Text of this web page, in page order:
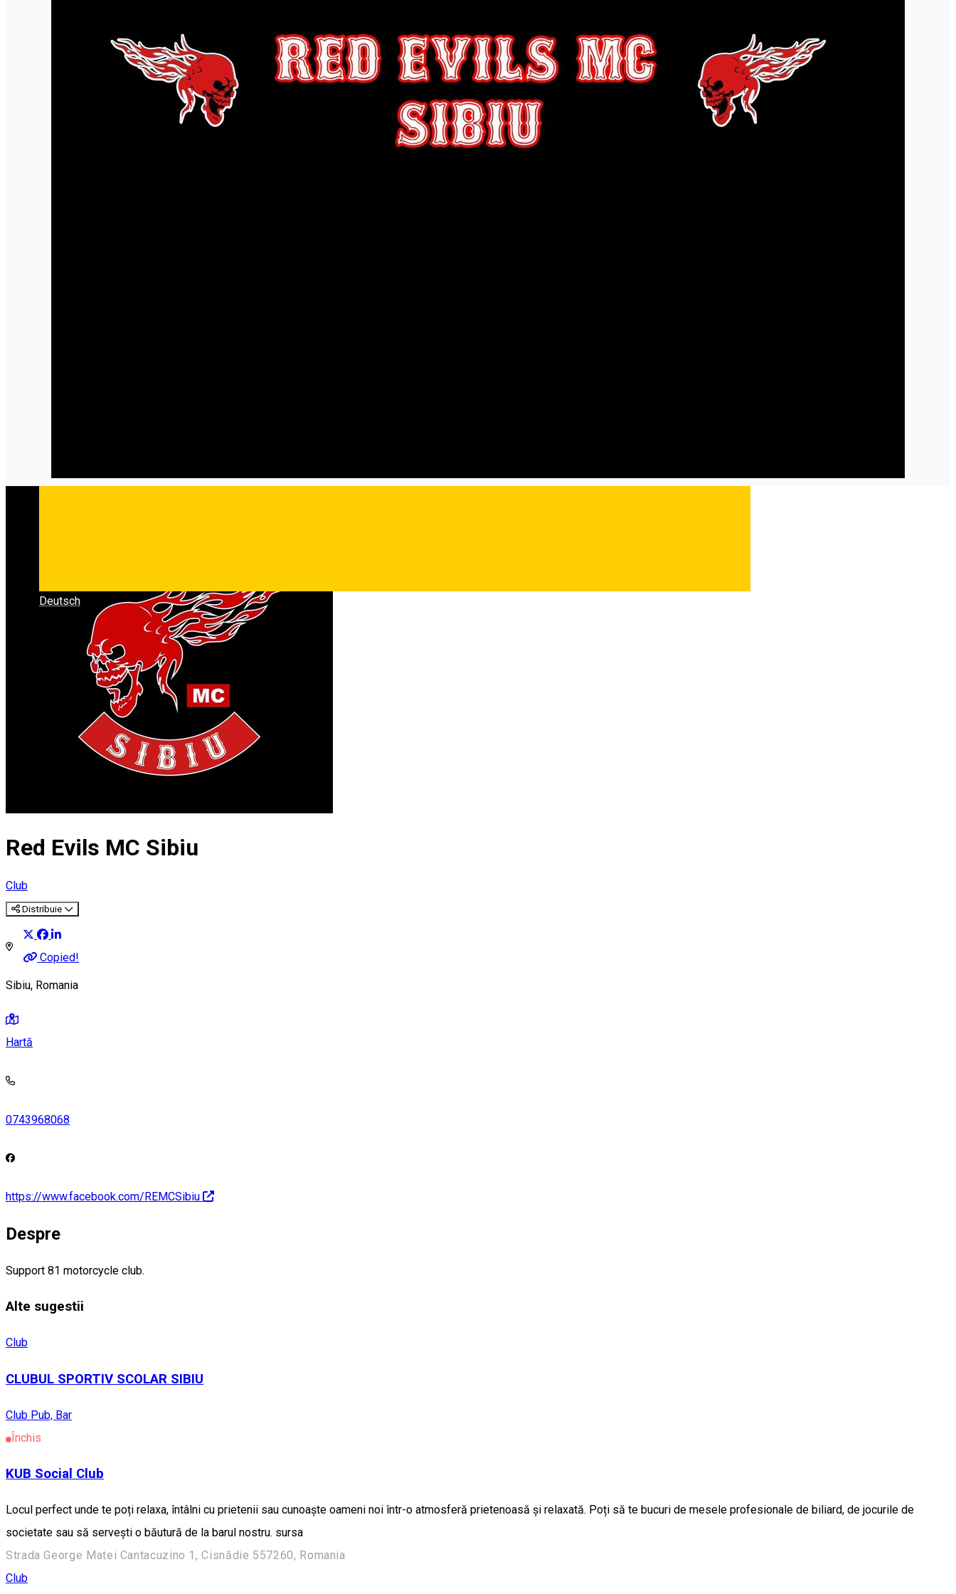
Deutsch
Red Evils MC Sibiu
Club
Distribuie
Copied!
Sibiu, Romania
Hartă
0743968068
https://www.facebook.com/REMCSibiu
Despre
Support 81 motorcycle club.
Alte sugestii
Club
CLUBUL SPORTIV SCOLAR SIBIU
Club Pub, Bar
Închis
KUB Social Club
Locul perfect unde te poți relaxa, întâlni cu prietenii sau cunoaște oameni noi într-o atmosferă prietenoasă și relaxată. Poți să te bucuri de mesele profesionale de biliard, de jocurile de
societate sau să servești o băutură de la barul nostru. sursa
Strada George Matei Cantacuzino 1, Cisnădie 557260, Romania
Club